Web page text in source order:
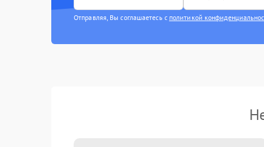
Отправляя, Вы соглашаетесь с политикой